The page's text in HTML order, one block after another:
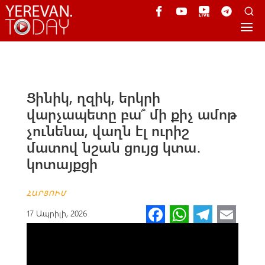
Ցինիկ, ղզիկ, երկրի
վարչապետը բա՞ մի քիչ ամոթ
չունենա, վաղն էլ ուրիշ
մատով նշան ցույց կտա․
կոտայքցի
ՀԱՐՑՈՒՄ
17 Ապրիլի, 2026 Fa W Te